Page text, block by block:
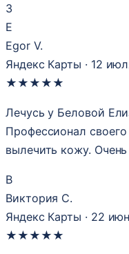
3
E
Egor V.
Яндекс Карты · 12
★ ★ ★ ★ ★
Лечусь у Беловой
Профессионал
вылечить кожу.
В
Виктория С.
Яндекс Карты · 22
★ ★ ★ ★ ★